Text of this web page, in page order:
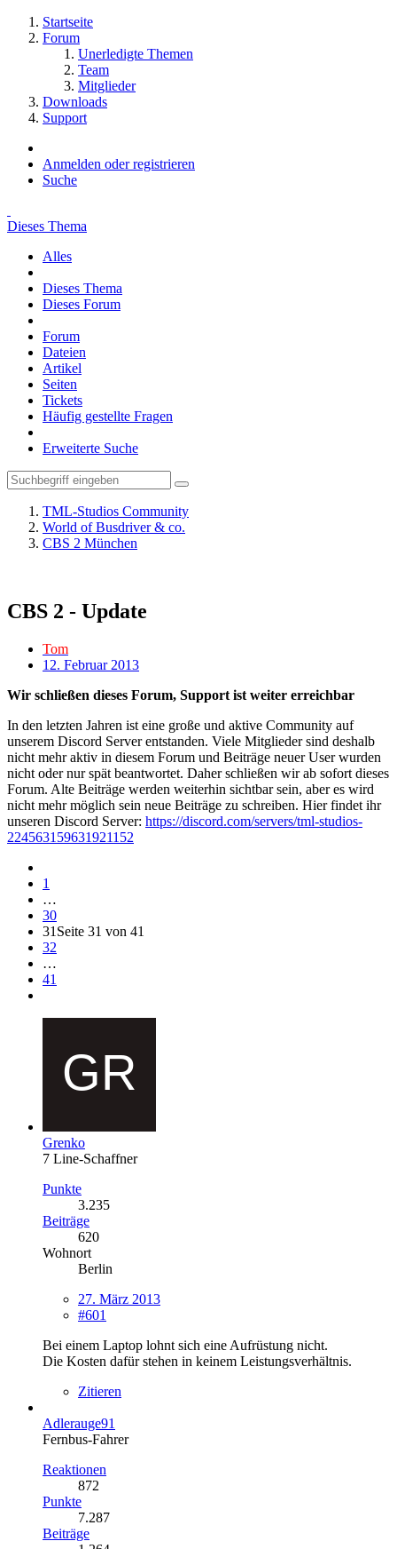
Startseite
Forum
Unerledigte Themen
Team
Mitglieder
Downloads
Support
Anmelden oder registrieren
Suche
Dieses Thema
Alles
Dieses Thema
Dieses Forum
Forum
Dateien
Artikel
Seiten
Tickets
Häufig gestellte Fragen
Erweiterte Suche
TML-Studios Community
World of Busdriver & co.
CBS 2 München
CBS 2 - Update
Tom
12. Februar 2013
Wir schließen dieses Forum, Support ist weiter erreichbar
In den letzten Jahren ist eine große und aktive Community auf
unserem Discord Server entstanden. Viele Mitglieder sind deshalb
nicht mehr aktiv in diesem Forum und Beiträge neuer User wurden
nicht oder nur spät beantwortet. Daher schließen wir ab sofort dieses
Forum. Alte Beiträge werden weiterhin sichtbar sein, aber es wird
nicht mehr möglich sein neue Beiträge zu schreiben. Hier findet ihr
unseren Discord Server: https://discord.com/servers/tml-studios-
224563159631921152
1
…
30
31 Seite 31 von 41
32
…
41
Grenko
7 Line-Schaffner
Punkte
3.235
Beiträge
620
Wohnort
Berlin
27. März 2013
#601
Bei einem Laptop lohnt sich eine Aufrüstung nicht.
Die Kosten dafür stehen in keinem Leistungsverhältnis.
Zitieren
Adlerauge91
Fernbus-Fahrer
Reaktionen
872
Punkte
7.287
Beiträge